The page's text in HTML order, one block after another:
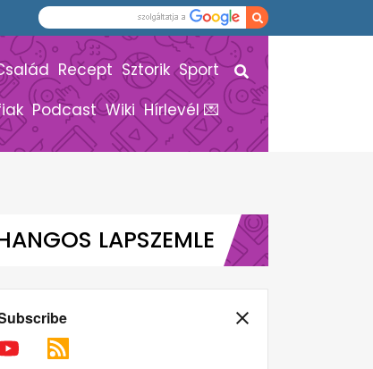
Recept Sztorik Sport
Podcast Wiki Hírlevél 💌
LAPSZEMLE